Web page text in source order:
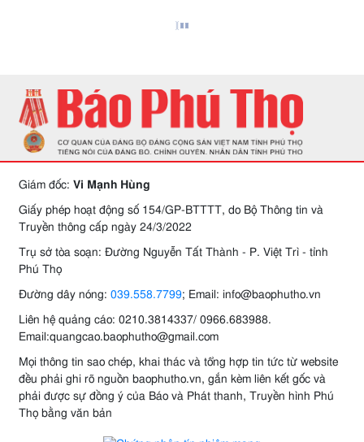
Giám đốc: Vi Mạnh Hùng
Giấy phép hoạt động số 154/GP-BTTTT, do Bộ Thông tin và
Truyền thông cấp ngày 24/3/2022
Trụ sở tòa soạn: Đường Nguyễn Tất Thành - P. Việt Trì - tỉnh
Phú Thọ
Đường dây nóng: 039.558.7799; Email: info@baophutho.vn
Liên hệ quảng cáo: 0210.3814337/ 0966.683988.
Email:quangcao.baophutho@gmail.com
Mọi thông tin sao chép, khai thác và tổng hợp tin tức từ website
đều phải ghi rõ nguồn baophutho.vn, gắn kèm liên kết gốc và
phải được sự đồng ý của Báo và Phát thanh, Truyền hình Phú
Thọ bằng văn bản